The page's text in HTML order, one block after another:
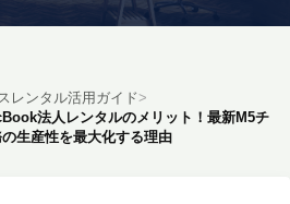
レンタル活用ガイド>
法人レンタルのメリット！最新M5チ
生産性を最大化する理由